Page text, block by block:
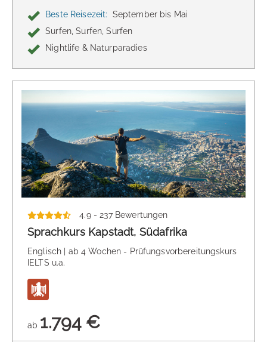
Beste Reisezeit:
September bis Mai
Surfen, Surfen, Surfen
Nightlife & Naturparadies
4.9 - 237 Bewertungen
Sprachkurs Kapstadt, Südafrika
Englisch | ab 4 Wochen - Prüfungsvorbereitungskurs
IELTS u.a.
ab 1.794 €